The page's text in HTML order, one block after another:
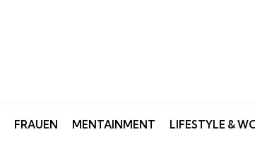
FRAUEN MENTAINMENT LIFESTYLE &